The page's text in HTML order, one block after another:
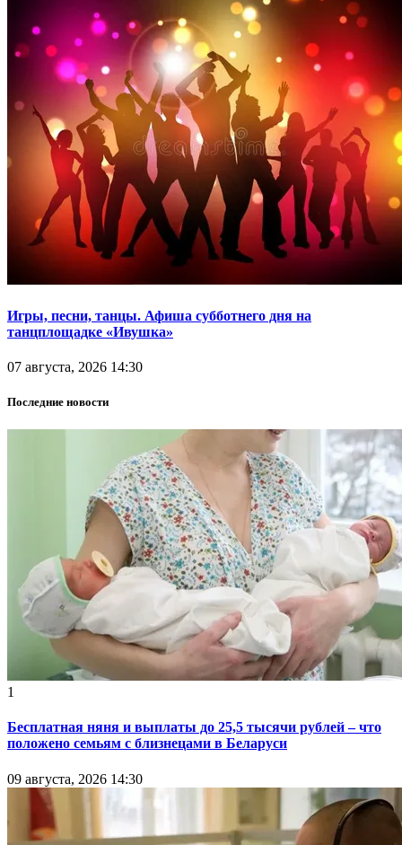
Игры, песни, танцы. Афиша субботнего дня на
танцплощадке «Ивушка»
07 августа, 2026 14:30
Последние новости
1
Бесплатная няня и выплаты до 25,5 тысячи рублей – что
положено семьям с близнецами в Беларуси
09 августа, 2026 14:30